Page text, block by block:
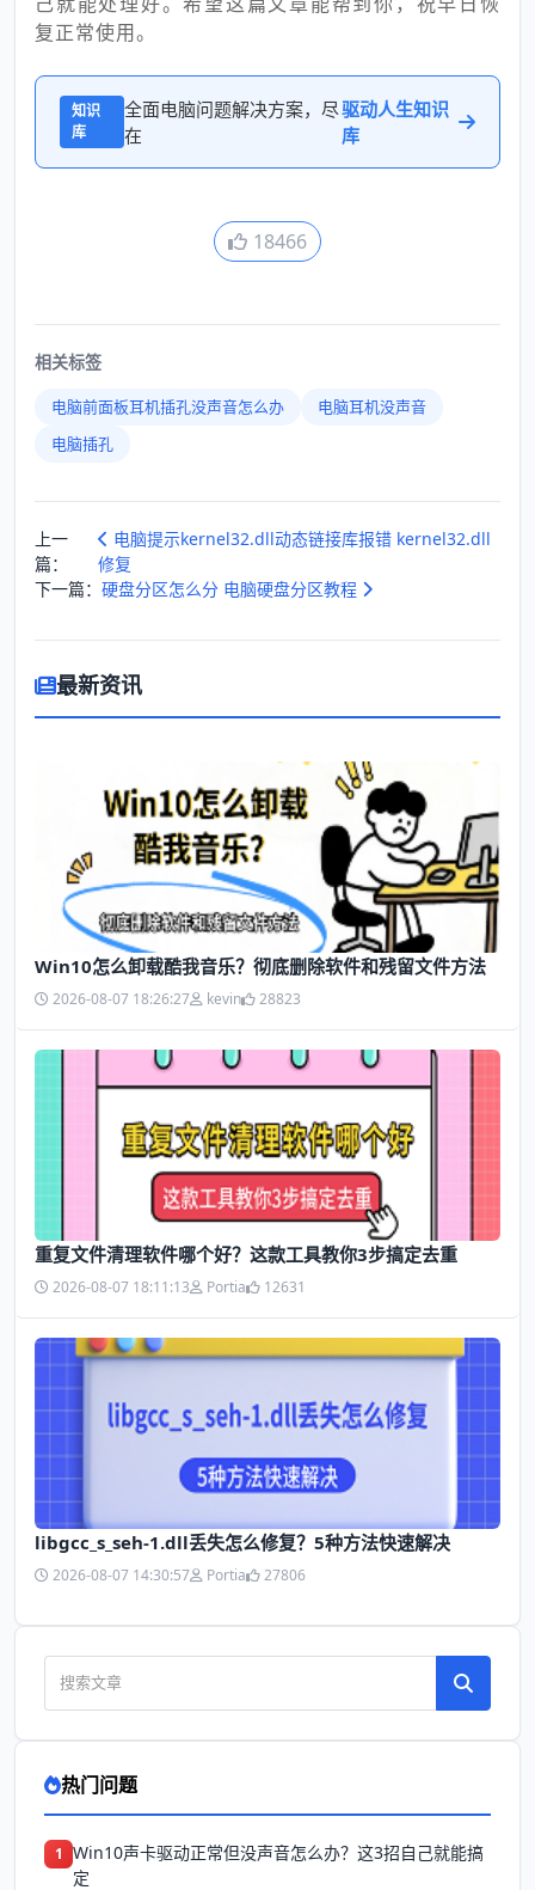
复正常使用。
知识
库
全面电脑问题解决方案，尽
在
驱动人生知识
库
18466
相关标签
电脑前面板耳机插孔没声音怎么办
电脑耳机没声音
电脑插孔
上一
篇：
电脑提示kernel32.dll动态链接库报错 kernel32.dll
修复
下一篇： 硬盘分区怎么分 电脑硬盘分区教程
最新资讯
Win10怎么卸载酷我音乐？彻底删除软件和残留文件方法
2026-08-07 18:26:27 kevin 28823
​重复文件清理软件哪个好？这款工具教你3步搞定去重
2026-08-07 18:11:13 Portia 12631
libgcc_s_seh-1.dll丢失怎么修复？5种方法快速解决
2026-08-07 14:30:57 Portia 27806
热门问题
1 Win10声卡驱动正常但没声音怎么办？这3招自己就能搞
定